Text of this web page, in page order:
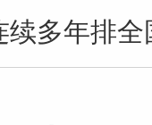
多年排全